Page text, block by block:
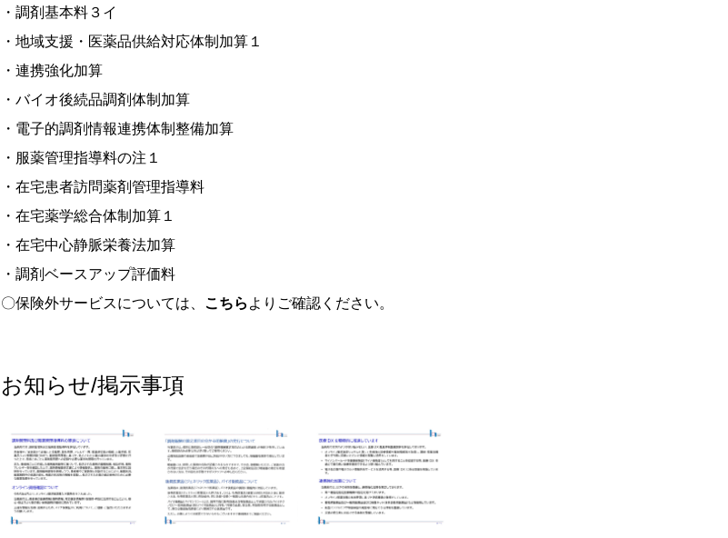
・調剤基本料３イ
・地域支援・医薬品供給対応体制加算１
・連携強化加算
・バイオ後続品調剤体制加算
・電子的調剤情報連携体制整備加算
・服薬管理指導料の注１
・在宅患者訪問薬剤管理指導料
・在宅薬学総合体制加算１
・在宅中心静脈栄養法加算
・調剤ベースアップ評価料
〇保険外サービスについては、 こちら よりご確認ください。
お知らせ/掲示事項